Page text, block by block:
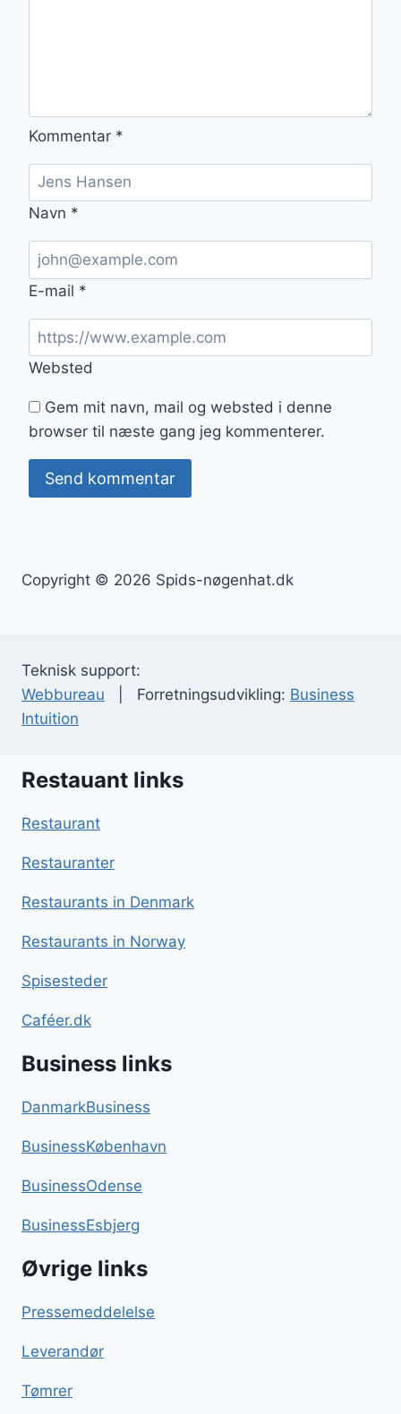
Kommentar *
Navn *
E-mail *
Websted
Gem mit navn, mail og websted i denne
browser til næste gang jeg kommenterer.
Copyright © 2026 Spids-nøgenhat.dk
Teknisk support:
Webbureau | Forretningsudvikling: Business
Intuition
Restauant links
Restaurant
Restauranter
Restaurants in Denmark
Restaurants in Norway
Spisesteder
Caféer.dk
Business links
DanmarkBusiness
BusinessKøbenhavn
BusinessOdense
BusinessEsbjerg
Øvrige links
Pressemeddelelse
Leverandør
Tømrer